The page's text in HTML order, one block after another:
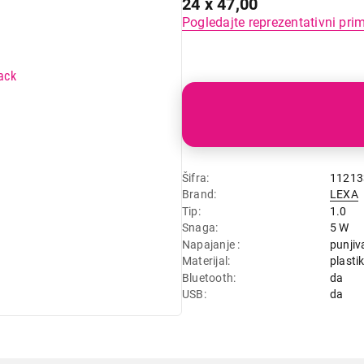
24 x 47,00
Pogledajte reprezentativni
Šifra
Brand
LEXA
Tip
1.0
Snaga
5 W
Napajanje
Materijal
Bluetooth
da
USB
da